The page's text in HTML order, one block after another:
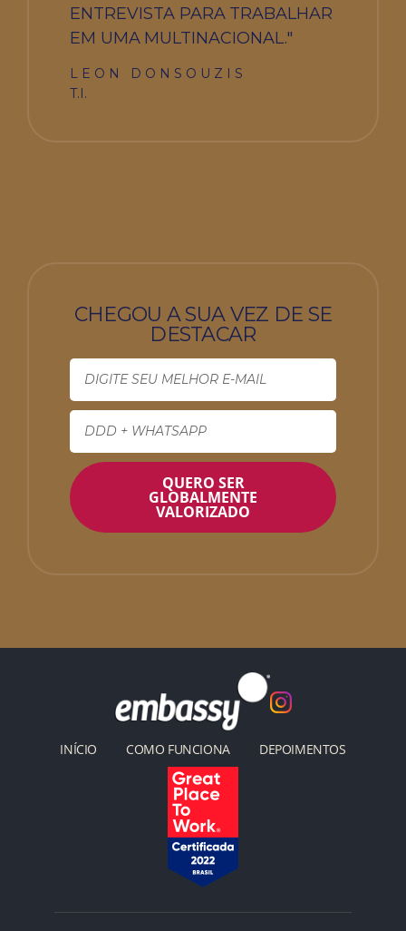
ENTREVISTA PARA TRABALHAR
EM UMA MULTINACIONAL."
LEON DONSOUZIS
T.I.
CHEGOU A SUA VEZ DE SE
DESTACAR
QUERO SER
GLOBALMENTE
VALORIZADO
INÍCIO COMO FUNCIONA DEPOIMENTOS